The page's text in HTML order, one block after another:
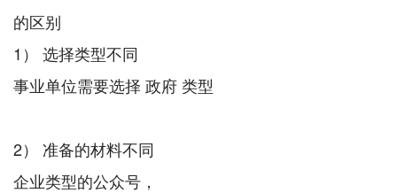
的区别
1） 选择类型不同
事业单位需要选择 政府 类型
2） 准备的材料不同
企业类型的公众号，